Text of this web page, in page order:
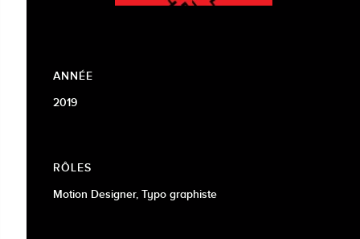
ANNÉE
2019
RÔLES
Motion Designer, Typo graphiste